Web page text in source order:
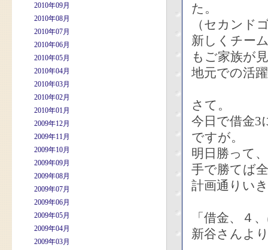
2010年09月
2010年08月
2010年07月
2010年06月
2010年05月
2010年04月
2010年03月
2010年02月
2010年01月
2009年12月
2009年11月
2009年10月
2009年09月
2009年08月
2009年07月
2009年06月
2009年05月
2009年04月
2009年03月
た。
（セカンド
新しくチー
もご家族が
地元での活
さて。
今日で借金3
ですが。
明日勝って
手で勝てば
計画通りい
「借金、４
新谷さんよ